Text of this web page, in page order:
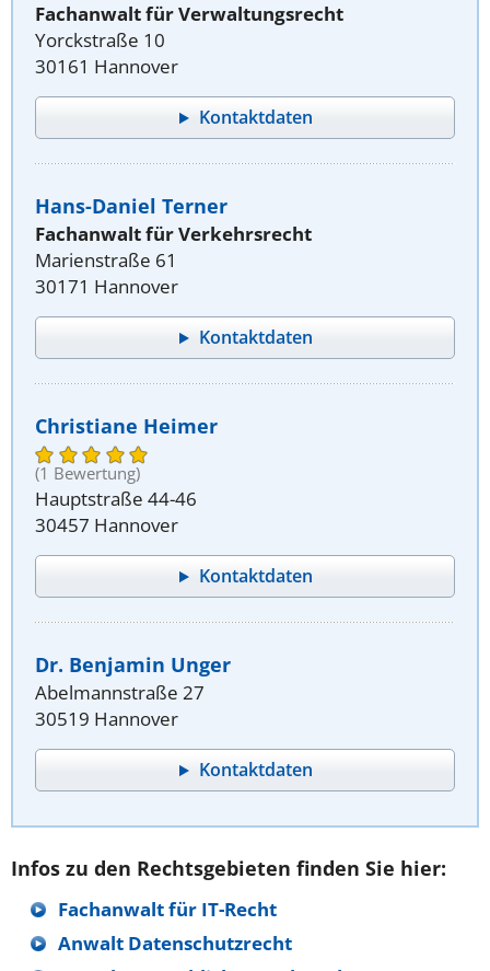
Fachanwalt für Verwaltungsrecht
Yorckstraße 10
30161 Hannover
Kontaktdaten
Hans-Daniel Terner
Fachanwalt für Verkehrsrecht
Marienstraße 61
30171 Hannover
Kontaktdaten
Christiane Heimer
(1 Bewertung)
Hauptstraße 44-46
30457 Hannover
Kontaktdaten
Dr. Benjamin Unger
Abelmannstraße 27
30519 Hannover
Kontaktdaten
Infos zu den Rechtsgebieten finden Sie hier:
Fachanwalt für IT-Recht
Anwalt Datenschutzrecht